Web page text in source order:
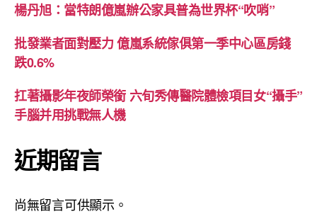
楊丹旭：當特朗億嵐辦公家具普為世界杯“吹哨”
批發業者面對壓力 億嵐系統傢俱第一季中心區房錢
跌0.6%
扛著攝影年夜師榮銜 六旬秀傳醫院體檢項目女“攝手”
手腦并用挑戰無人機
近期留言
尚無留言可供顯示。